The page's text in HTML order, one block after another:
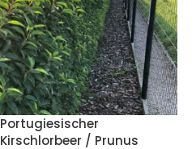
Portugiesischer
Kirschlorbeer / Prunus